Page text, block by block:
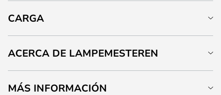
CARGA
ACERCA DE LAMPEMESTEREN
MÁS INFORMACIÓN